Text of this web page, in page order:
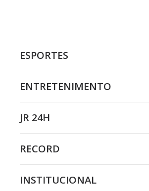
ESPORTES
ENTRETENIMENTO
JR 24H
RECORD
INSTITUCIONAL